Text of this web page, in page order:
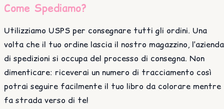
Come Spediamo?
Utilizziamo USPS per consegnare tutti gli ordini. Una
volta che il tuo ordine lascia il nostro magazzino, l’azienda
di spedizioni si occupa del processo di consegna. Non
dimenticare: riceverai un numero di tracciamento così
potrai seguire facilmente il tuo libro da colorare mentre
fa strada verso di te!